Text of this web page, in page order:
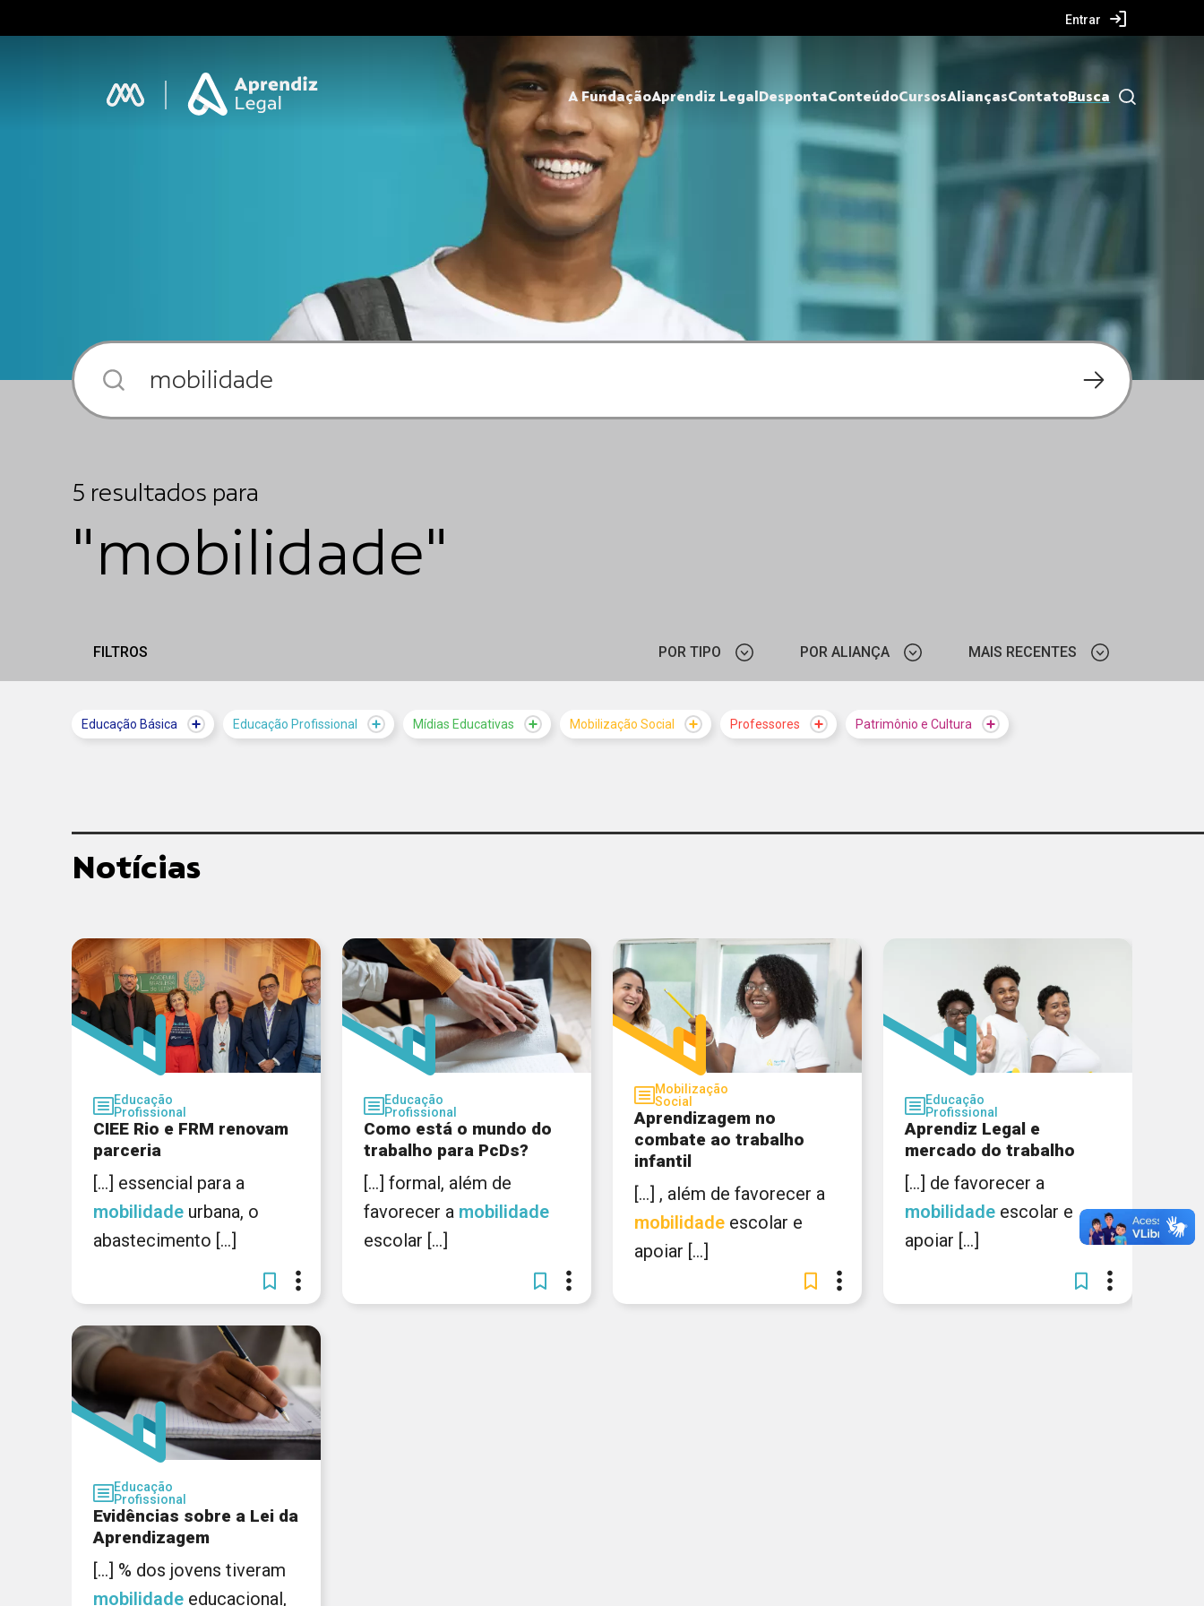
Entrar
A FundaçãoAprendiz Legal DespontaConteúdoCursosAliançasContatoBusca
5 resultados para
"mobilidade"
FILTROS POR TIPO POR ALIANÇA
CIEE - MG
MAIS RECENTES
Educação Básica Educação Profissional Mídias Educativas Mobilização Social Professores Patrimônio e Cultura
Notícias
Educação
Profissional
CIEE Rio e FRM renovam
parceria
[...] essencial para a
mobilidade urbana, o
abastecimento [...]
Educação
Profissional
Como está o mundo do
trabalho para PcDs?
[...] formal, além de
favorecer a mobilidade
escolar [...]
Mobilização
Social
Aprendizagem no
combate ao trabalho
infantil
[...] , além de favorecer a
mobilidadeescolar e
apoiar [...]
Educação
Profissional
Aprendiz Legal e
mercado do trabalho
[...] de favorecer a
mobilidadeescolar e
apoiar [...]
Educação
Profissional
Evidências sobre a Lei da
Aprendizagem
[...] % dos jovens tiveram
mobilidade educacional,